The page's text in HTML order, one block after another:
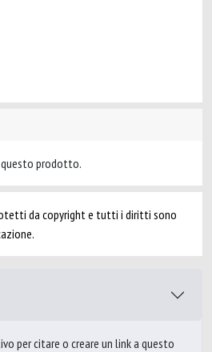
prodotto.
da copyright e tutti i diritti sono
per citare o creare un link a questo